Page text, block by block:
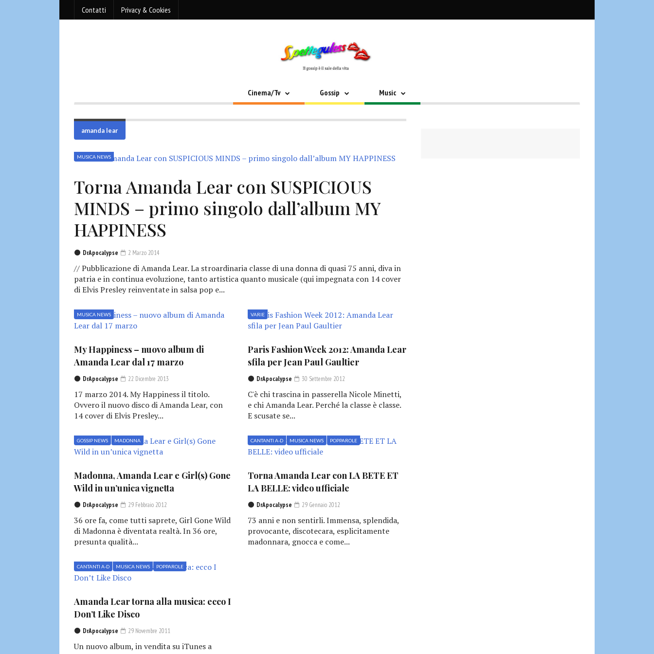
Contatti Privacy & Cookies
Cinema/Tv Gossip Music
amanda lear
MUSICA NEWS
Torna Amanda Lear con SUSPICIOUS
MINDS – primo singolo dall’album MY
HAPPINESS
DrApocalypse 2 Marzo 2014
// Pubblicazione di Amanda Lear. La stroardinaria classe di una donna di quasi 75 anni, diva in
patria e in continua evoluzione, tanto artistica quanto musicale (qui impegnata con 14 cover
di Elvis Presley reinventate in salsa pop e...
MUSICA NEWS
My Happiness – nuovo album di
Amanda Lear dal 17 marzo
DrApocalypse 22 Dicembre 2013
17 marzo 2014. My Happiness il titolo.
Ovvero il nuovo disco di Amanda Lear, con
14 cover di Elvis Presley...
VARIE
Paris Fashion Week 2012: Amanda Lear
sfila per Jean Paul Gaultier
DrApocalypse 30 Settembre 2012
C'è chi trascina in passerella Nicole Minetti,
e chi Amanda Lear. Perché la classe è classe.
E scusate se...
GOSSIP NEWS MADONNA
Madonna, Amanda Lear e Girl(s) Gone
Wild in un’unica vignetta
DrApocalypse 29 Febbraio 2012
36 ore fa, come tutti saprete, Girl Gone Wild
di Madonna è diventata realtà. In 36 ore,
presunta qualità...
CANTANTI A-D MUSICA NEWS POPPAROLE
Torna Amanda Lear con LA BETE ET
LA BELLE: video ufficiale
DrApocalypse 29 Gennaio 2012
73 anni e non sentirli. Immensa, splendida,
provocante, discotecara, esplicitamente
madonnara, gnocca e come...
CANTANTI A-D MUSICA NEWS POPPAROLE
Amanda Lear torna alla musica: ecco I
Don’t Like Disco
DrApocalypse 29 Novembre 2011
Un nuovo album, in vendita su iTunes a